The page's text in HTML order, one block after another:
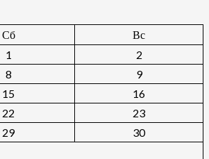
Сб
Вс
1
2
8
9
15
16
22
23
29
30